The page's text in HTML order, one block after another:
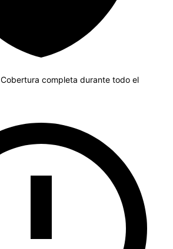
Cobertura completa durante todo el